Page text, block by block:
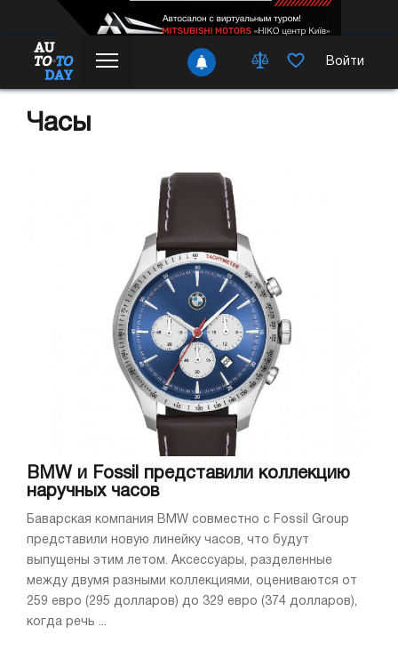
Войти
Часы
BMW и Fossil представили коллекцию
наручных часов
Баварская компания BMW совместно с Fossil Group
представили новую линейку часов, что будут
выпущены этим летом. Аксессуары, разделенные
между двумя разными коллекциями, оцениваются от
259 евро (295 долларов) до 329 евро (374 долларов),
когда речь ...